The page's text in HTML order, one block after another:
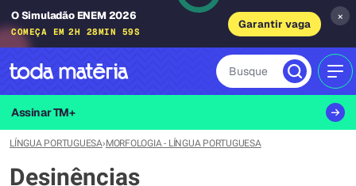
O Simuladão ENEM 2026
COMEÇA EM 2H 28MIN 58S
Garantir vaga
×
Busque
Assinar TM+
LÍNGUA PORTUGUESA›MORFOLOGIA - LÍNGUA PORTUGUESA
Desinências